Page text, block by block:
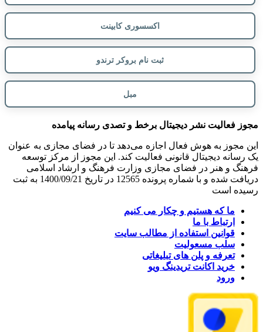
اکسسوری کابینت
ثبت نام بروکر ترندو
مبل
مجوز فعالیت نشر دیجیتال برخط و تصدی رسانه پیامده
این مجوز به هوش فعال اجازه می‌دهد تا در فضای مجازی به عنوان
یک رسانه دیجیتال قانونی فعالیت کند. این مجوز از مرکز توسعه
فرهنگ و هنر در فضای مجازی وزارت فرهنگ و ارشاد اسلامی
دریافت شده و با شماره پرونده 12565 در تاریخ 1400/09/21 به ثبت
رسیده است
ما که هستیم و چکار می کنیم
ارتباط با ما
قوانین استفاده از مطالب سایت
سلب مسعولیت
تعرفه و پلن های تبلیغاتی
خرید اکانت تریدینگ ویو
ورود